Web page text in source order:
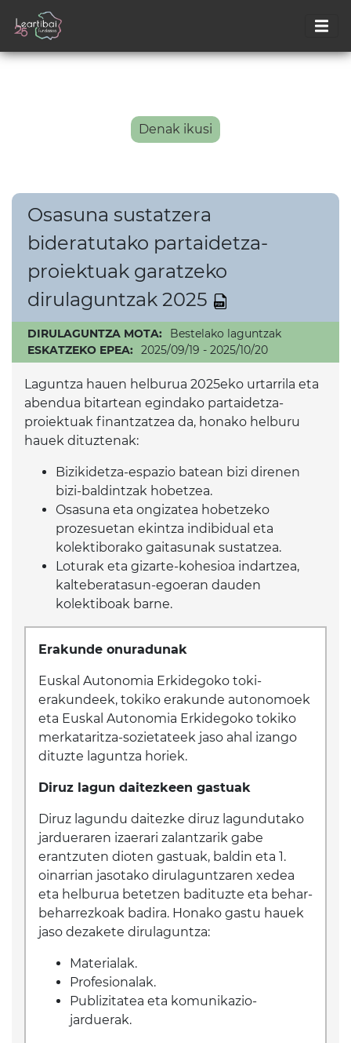
Denak ikusi
Osasuna sustatzera
bideratutako partaidetza-
proiektuak garatzeko
dirulaguntzak 2025
DIRULAGUNTZA MOTA:
Bestelako laguntzak
ESKATZEKO EPEA:
2025/09/19 - 2025/10/20
Laguntza hauen helburua 2025eko urtarrila eta
abendua bitartean egindako partaidetza-
proiektuak finantzatzea da, honako helburu
hauek dituztenak:
Bizikidetza-espazio batean bizi direnen
bizi-baldintzak hobetzea.
Osasuna eta ongizatea hobetzeko
prozesuetan ekintza indibidual eta
kolektiborako gaitasunak sustatzea.
Loturak eta gizarte-kohesioa indartzea,
kalteberatasun-egoeran dauden
kolektiboak barne.
Erakunde onuradunak
Euskal Autonomia Erkidegoko toki-
erakundeek, tokiko erakunde autonomoek
eta Euskal Autonomia Erkidegoko tokiko
merkataritza-sozietateek jaso ahal izango
dituzte laguntza horiek.
Diruz lagun daitezkeen gastuak
Diruz lagundu daitezke diruz lagundutako
jardueraren izaerari zalantzarik gabe
erantzuten dioten gastuak, baldin eta 1.
oinarrian jasotako dirulaguntzaren xedea
eta helburua betetzen badituzte eta behar-
beharrezkoak badira. Honako gastu hauek
jaso dezakete dirulaguntza:
Materialak.
Profesionalak.
Publizitatea eta komunikazio-
jarduerak.